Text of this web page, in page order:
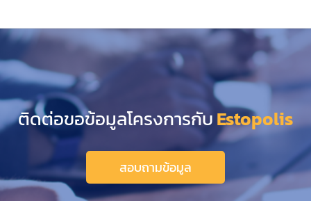
ติดต่อขอข้อมูลโครงการกับEstopolis
สอบถามข้อมูล